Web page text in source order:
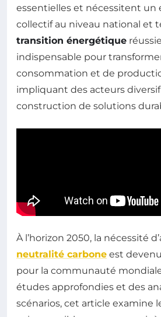
essentielles et nécessitent un
collectif au niveau national et
transition énergétique
indispensable pour
consommation et de
impliquant des acteurs
construction de solutions
À l’horizon 2050, la nécessité
neutralité carbone est
pour la communauté
études approfondies et des
scénarios, cet article examine